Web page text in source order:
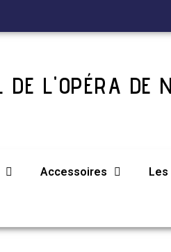
DE L'OPÉRA DE
Accessoires